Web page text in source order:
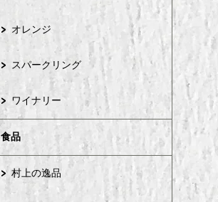
オレンジ
スパークリング
ワイナリー
食品
村上の逸品